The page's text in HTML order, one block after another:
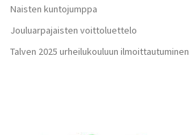
Naisten kuntojumppa
Jouluarpajaisten voittoluettelo
Talven 2025 urheilukouluun ilmoittautuminen